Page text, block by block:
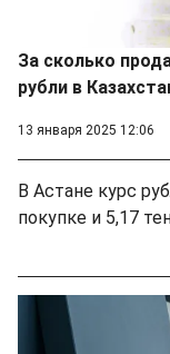
За сколько
рубли в
13 января 2025 12:06
В Астане курс
покупке и 5,17